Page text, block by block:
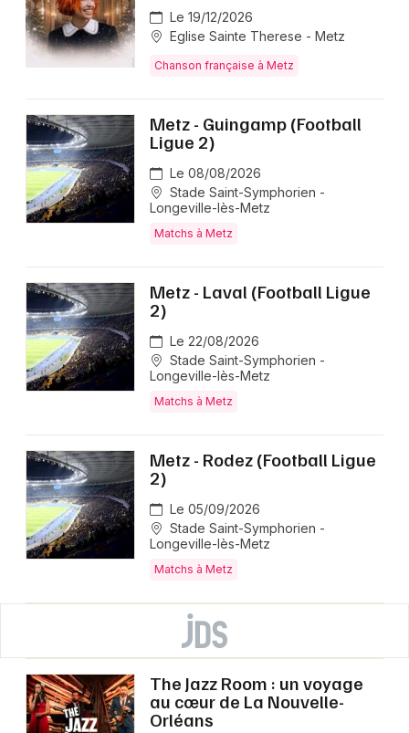
Le 19/12/2026
Eglise Sainte Therese - Metz
Chanson française à Metz
Metz - Guingamp (Football
Ligue 2)
Le 08/08/2026
Stade Saint-Symphorien -
Longeville-lès-Metz
Matchs à Metz
Metz - Laval (Football Ligue
2)
Le 22/08/2026
Stade Saint-Symphorien -
Longeville-lès-Metz
Matchs à Metz
Metz - Rodez (Football Ligue
2)
Le 05/09/2026
Stade Saint-Symphorien -
Longeville-lès-Metz
Matchs à Metz
The Jazz Room : un voyage
au cœur de La Nouvelle-
Orléans